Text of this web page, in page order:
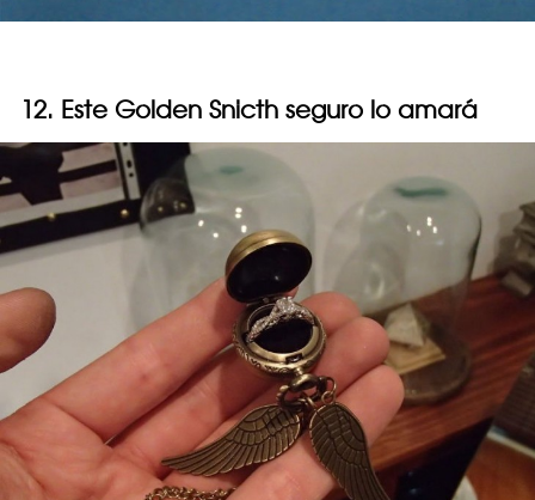
12. Este Golden Snicth seguro lo amará